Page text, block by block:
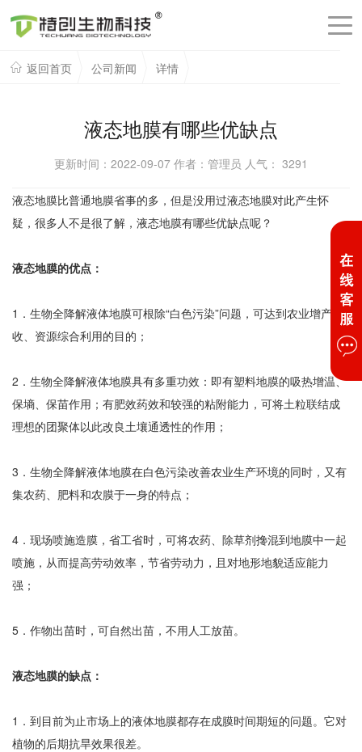
返回首页 公司新闻 详情
液态地膜有哪些优缺点
更新时间：2022-09-07 作者：管理员 人气： 3291
液态地膜比普通地膜省事的多，但是没用过液态地膜对此产生怀
疑，很多人不是很了解，液态地膜有哪些优缺点呢？
液态地膜的优点：
1．生物全降解液体地膜可根除“白色污染”问题，可达到农业增产增
收、资源综合利用的目的；
2．生物全降解液体地膜具有多重功效：即有塑料地膜的吸热增温、
保墒、保苗作用；有肥效药效和较强的粘附能力，可将土粒联结成
理想的团聚体以此改良土壤通透性的作用；
3．生物全降解液体地膜在白色污染改善农业生产环境的同时，又有
集农药、肥料和农膜于一身的特点；
4．现场喷施造膜，省工省时，可将农药、除草剂搀混到地膜中一起
喷施，从而提高劳动效率，节省劳动力，且对地形地貌适应能力
强；
5．作物出苗时，可自然出苗，不用人工放苗。
液态地膜的缺点：
1．到目前为止市场上的液体地膜都存在成膜时间期短的问题。它对
植物的后期抗旱效果很差。